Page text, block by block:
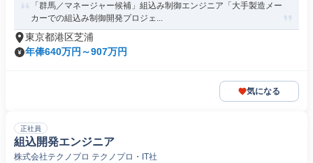
「群馬／マネージャー候補」組込み制御エンジニア「大手製造メー
カーでの組込み制御開発プロジェ...
東京都港区芝浦
年俸640万円～907万円
気になる
正社員
組込開発エンジニア
株式会社テクノプロ テクノプロ・IT社